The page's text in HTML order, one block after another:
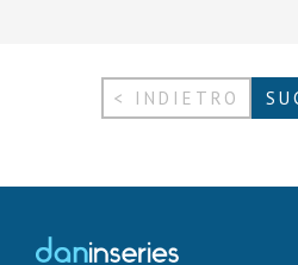
< INDIETRO